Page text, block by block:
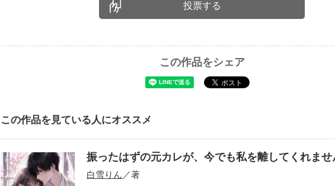
投票する
この作品をシェア
この作品を見ている人にオススメ
振ったはずの元カレが、今でも私を離してくれま
白雪りん ／著